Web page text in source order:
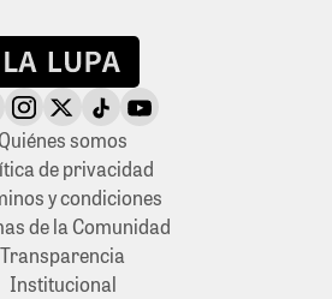
Quiénes somos
de privacidad
y condiciones
de la Comunidad
Transparencia
Institucional